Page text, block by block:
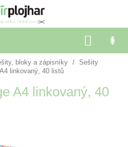
KOŠÍK
bloky a zápisníky /
Sešity
linkovaný, 40 listů
A4 linkovaný, 40